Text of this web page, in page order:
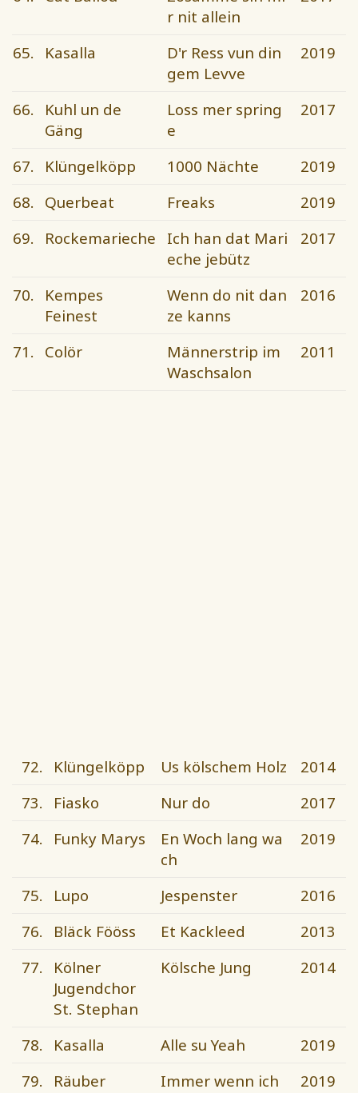
r nit allein
65. Kasalla
D'r Ress vun din
gem Levve
2019
66.
Kuhl un de
Gäng
Loss mer spring
e
2017
67. Klüngelköpp 1000 Nächte
2019
68.
Querbeat Freaks
2019
69.
Rockemarieche
Ich han dat Mari
eche jebütz
2017
70.
Kempes
Feinest
Wenn do nit dan
ze kanns
2016
71. Colör
Männerstrip im
Waschsalon
2011
72. Klüngelköpp Us kölschem Holz
2014
73.
Fiasko Nur do
2017
74.
Funky Marys
En Woch lang wa
ch
2019
75. Lupo Jespenster
2016
76.
Bläck Fööss Et Kackleed
2013
77.
Kölner
Jugendchor
St. Stephan
Kölsche Jung 2014
78. Kasalla Alle su Yeah
2019
79.
Räuber
Immer wenn ich
2019